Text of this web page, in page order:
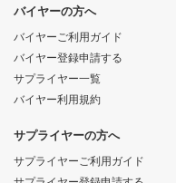
バイヤーの方へ
バイヤーご利用ガイド
バイヤー登録申請する
サプライヤー一覧
バイヤー利用規約
サプライヤーの方へ
サプライヤーご利用ガイド